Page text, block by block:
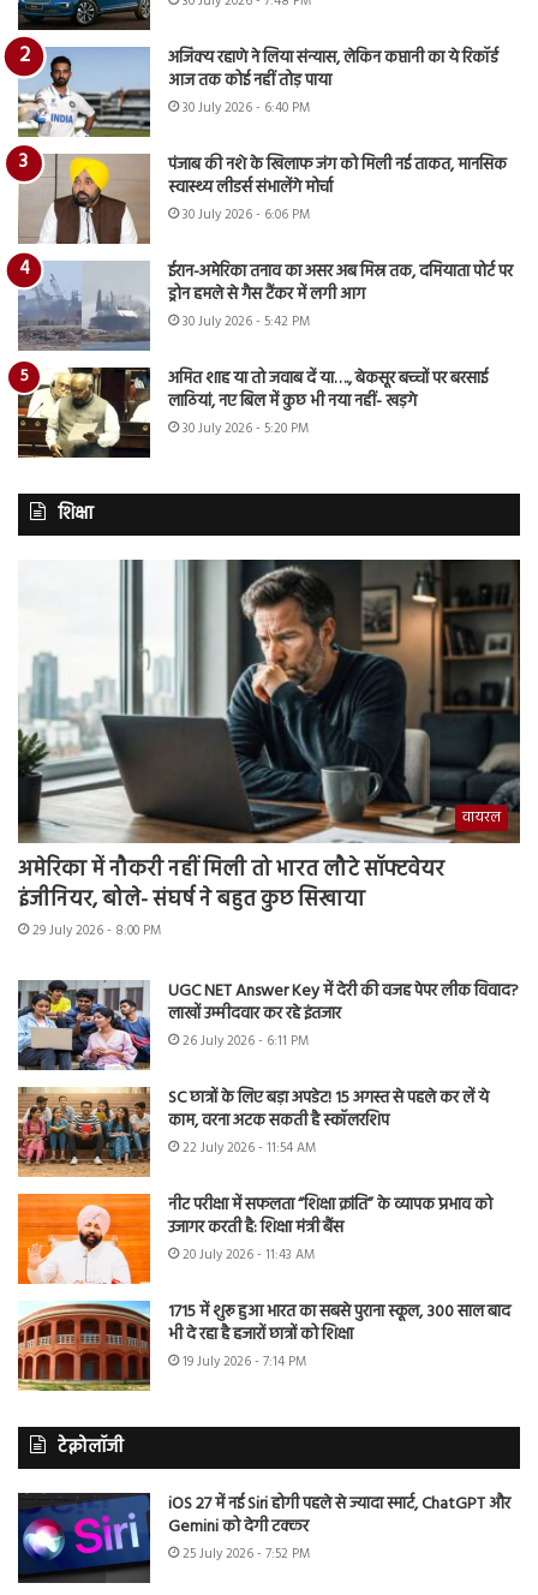
अजिंक्य रहाणे ने लिया संन्यास, लेकिन कप्तानी का ये रिकॉर्ड
आज तक कोई नहीं तोड़ पाया
30 July 2026 - 6:40 PM
पंजाब की नशे के खिलाफ जंग को मिली नई ताकत, मानसिक
स्वास्थ्य लीडर्स संभालेंगे मोर्चा
30 July 2026 - 6:06 PM
ईरान-अमेरिका तनाव का असर अब मिस्र तक, दमियाता पोर्ट पर
ड्रोन हमले से गैस टैंकर में लगी आग
30 July 2026 - 5:42 PM
अमित शाह या तो जवाब दें या…., बेकसूर बच्चों पर बरसाई
लाठियां, नए बिल में कुछ भी नया नहीं- खड़गे
30 July 2026 - 5:20 PM
शिक्षा
वायरल
अमेरिका में नौकरी नहीं मिली तो भारत लौटे सॉफ्टवेयर
इंजीनियर, बोले- संघर्ष ने बहुत कुछ सिखाया
29 July 2026 - 8:00 PM
UGC NET Answer Key में देरी की वजह पेपर लीक विवाद?
लाखों उम्मीदवार कर रहे इंतजार
26 July 2026 - 6:11 PM
SC छात्रों के लिए बड़ा अपडेट! 15 अगस्त से पहले कर लें ये
काम, वरना अटक सकती है स्कॉलरशिप
22 July 2026 - 11:54 AM
नीट परीक्षा में सफलता “शिक्षा क्रांति” के व्यापक प्रभाव को
उजागर करती है: शिक्षा मंत्री बैंस
20 July 2026 - 11:43 AM
1715 में शुरू हुआ भारत का सबसे पुराना स्कूल, 300 साल बाद
भी दे रहा है हजारों छात्रों को शिक्षा
19 July 2026 - 7:14 PM
टेक्नोलॉजी
iOS 27 में नई Siri होगी पहले से ज्यादा स्मार्ट, ChatGPT और
Gemini को देगी टक्कर
25 July 2026 - 7:52 PM